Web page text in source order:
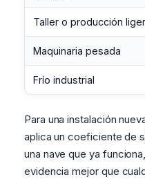
Taller o producción
Maquinaria pesada
Frío industrial
Para una instalación
aplica un coeficiente de
una nave que ya
evidencia mejor que